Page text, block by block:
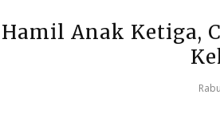
Hamil Anak Ketiga,